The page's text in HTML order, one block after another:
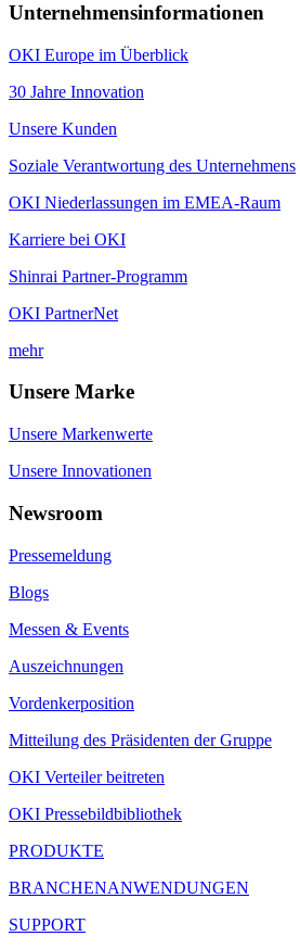
Unternehmensinformationen
OKI Europe im Überblick
30 Jahre Innovation
Unsere Kunden
Soziale Verantwortung des Unternehmens
OKI Niederlassungen im EMEA-Raum
Karriere bei OKI
Shinrai Partner-Programm
OKI PartnerNet
mehr
Unsere Marke
Unsere Markenwerte
Unsere Innovationen
Newsroom
Pressemeldung
Blogs
Messen & Events
Auszeichnungen
Vordenkerposition
Mitteilung des Präsidenten der Gruppe
OKI Verteiler beitreten
OKI Pressebildbibliothek
PRODUKTE
BRANCHENANWENDUNGEN
SUPPORT